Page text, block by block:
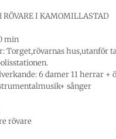
RÖVARE I KAMOMILLASTAD
min
Torget,rövarnas hus,utanför
6 damer 11 herrar +
sånger
rövare